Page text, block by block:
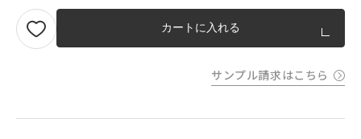
カートに入れる
サンプル請求はこちら